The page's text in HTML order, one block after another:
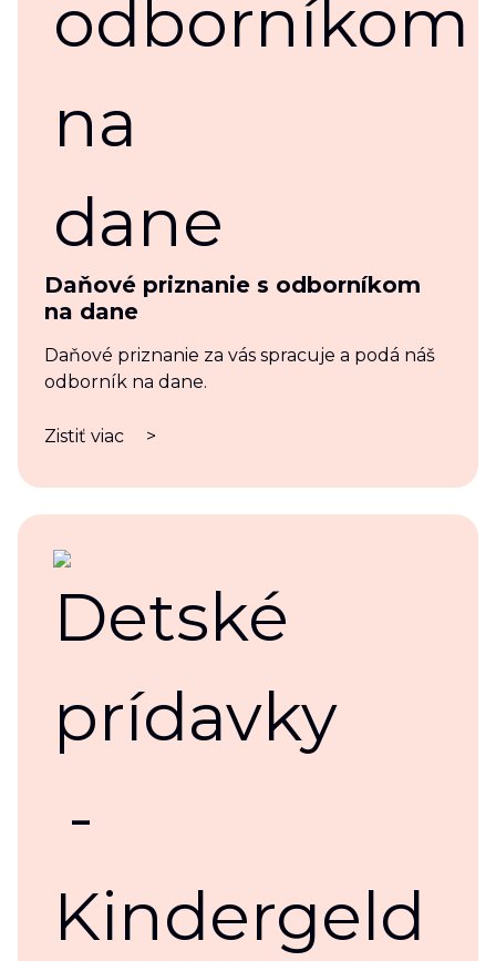
Daňové priznanie s odborníkom
na dane
Daňové priznanie za vás spracuje a podá náš
odborník na dane.
Zistiť viac >